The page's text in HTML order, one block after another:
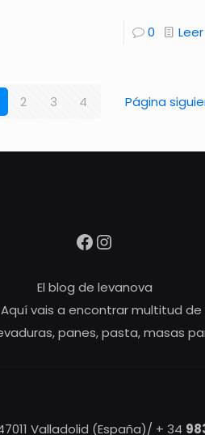
0
2 3 4 Página
Facebook
Instagram
El blog de levanova
vais a encontrar multitud
panes, pasta, masas
Valladolid (España)/ + 34